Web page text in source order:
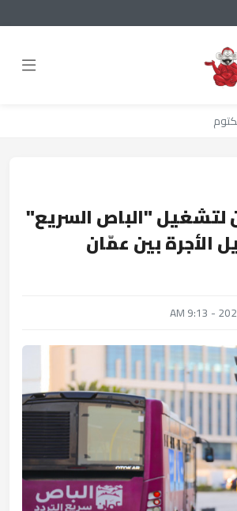
لتشغيل "الباص السريع"
الأجرة بين عمّان